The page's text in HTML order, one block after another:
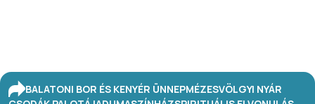
BALATONI BOR ÉS KENYÉR ÜNNEPMÉZESVÖLGYI NYÁR